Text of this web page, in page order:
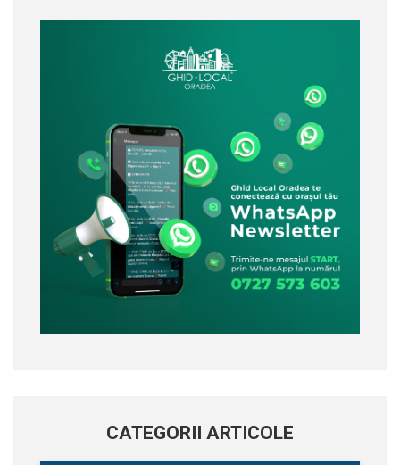
CATEGORII ARTICOLE